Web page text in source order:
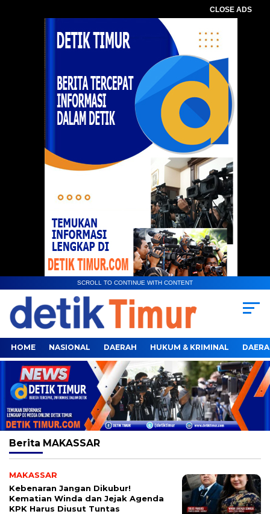
CLOSE ADS
SCROLL TO CONTINUE WITH CONTENT
HOME NASIONAL DAERAH HUKUM & KRIMINAL
Berita MAKASSAR
MAKASSAR
Kebenaran Jangan Dikubur!
Kematian Winda dan Jejak Agenda
KPK Harus Diusut Tuntas